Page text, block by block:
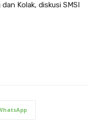
Kolak, diskusi SMSI